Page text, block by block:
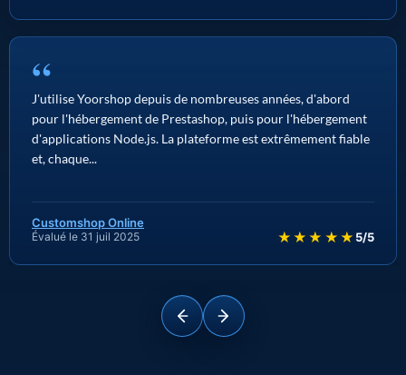
“
J'utilise Yoorshop depuis de nombreuses années, d'abord
pour l'hébergement de Prestashop, puis pour l'hébergement
d'applications Node.js. La plateforme est extrêmement fiable
et, chaque...
Customshop Online
Évalué le 31 juil 2025 ★★★★★ 5/5